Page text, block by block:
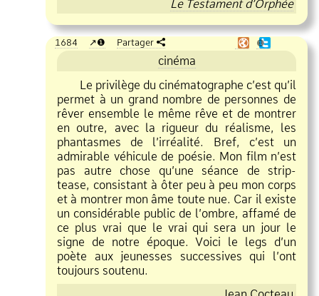
Le Testament d’Orphée
1684 ❶ Partager ❶
cinéma
Le privilège du cinématographe c’est qu’il
permet à un grand nombre de personnes de
rêver ensemble le même rêve et de montrer
en outre, avec la rigueur du réalisme, les
phantasmes de l’irréalité. Bref, c’est un
admirable véhicule de poésie. Mon film n’est
pas autre chose qu’une séance de strip
tease, consistant à ôter peu à peu mon corps
et à montrer mon âme toute nue. Car il existe
un considérable public de l’ombre, affamé de
ce plus vrai que le vrai qui sera un jour le
signe de notre époque. Voici le legs d’un
poète aux jeunesses successives qui l’ont
toujours soutenu.